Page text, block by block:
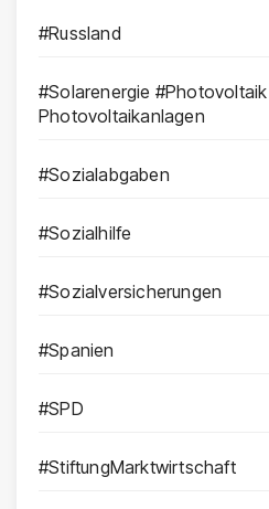
#Russland
#Solarenergie
Photovoltaikanlagen
#Sozialabgaben
#Sozialhilfe
#Sozialversicherungen
#Spanien
#SPD
#StiftungMarktwirtschaft